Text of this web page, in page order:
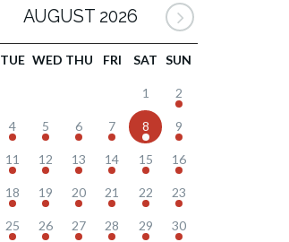
AUGUST 2026
TUE WED THU FRI SAT SUN
1 2
4 5 6 7 8 9
11 12 13 14 15 16
18 19 20 21 22 23
25 26 27 28 29 30